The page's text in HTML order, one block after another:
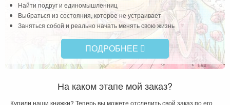
Найти подруг и единомышленниц
Выбраться из состояния, которое не устраивает
Заняться собой и реально начать менять свою жизнь
ПОДРОБНЕЕ
На каком этапе мой заказ?
Купили наши книжки? Теперь вы можете отследить свой заказ по его